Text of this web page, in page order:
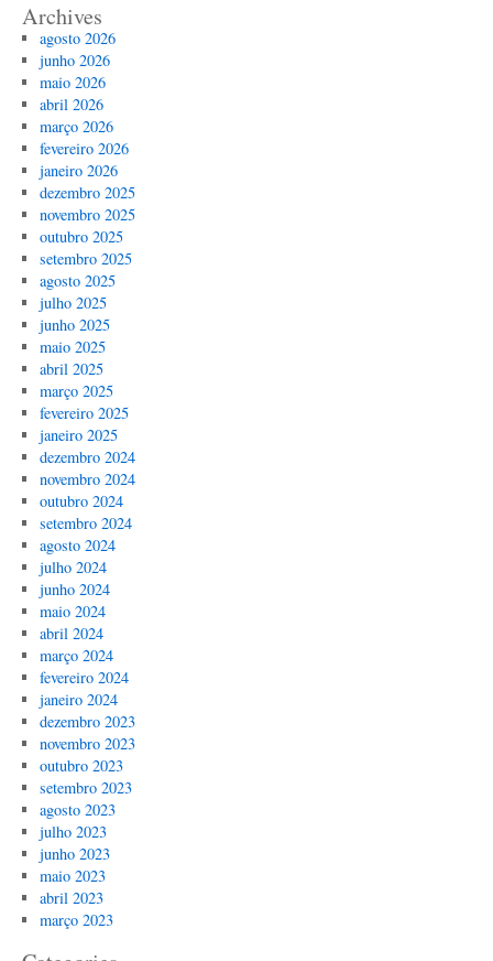
Archives
agosto 2026
junho 2026
maio 2026
abril 2026
março 2026
fevereiro 2026
janeiro 2026
dezembro 2025
novembro 2025
outubro 2025
setembro 2025
agosto 2025
julho 2025
junho 2025
maio 2025
abril 2025
março 2025
fevereiro 2025
janeiro 2025
dezembro 2024
novembro 2024
outubro 2024
setembro 2024
agosto 2024
julho 2024
junho 2024
maio 2024
abril 2024
março 2024
fevereiro 2024
janeiro 2024
dezembro 2023
novembro 2023
outubro 2023
setembro 2023
agosto 2023
julho 2023
junho 2023
maio 2023
abril 2023
março 2023